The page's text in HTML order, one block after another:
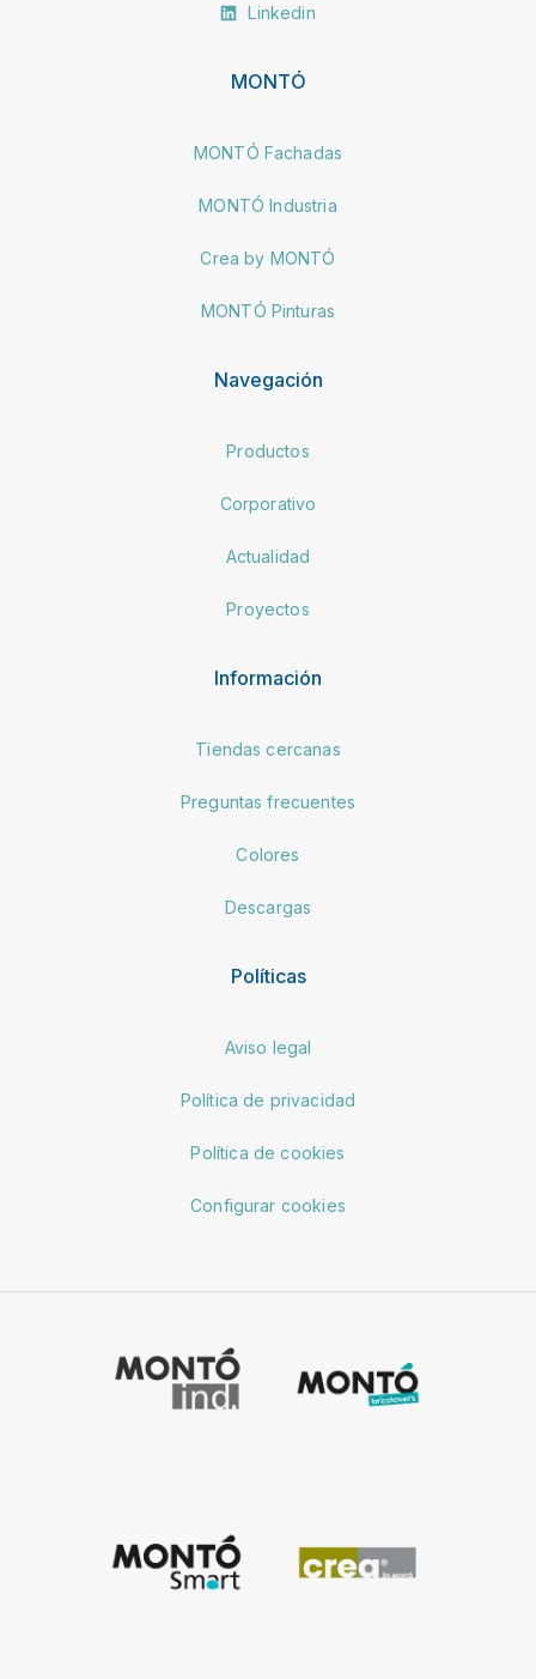
Linkedin
MONTÓ
MONTÓ Fachadas
MONTÓ Industria
Crea by MONTÓ
MONTÓ Pinturas
Navegación
Productos
Corporativo
Actualidad
Proyectos
Información
Tiendas cercanas
Preguntas frecuentes
Colores
Descargas
Políticas
Aviso legal
Política de privacidad
Política de cookies
Configurar cookies